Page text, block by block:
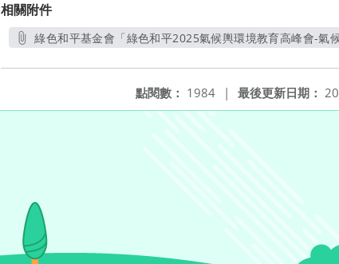
相關附件
綠色和平基金會「綠色和平2025氣候輿環境教育高峰會-
最後更新日期：
點閱數： 1984 |